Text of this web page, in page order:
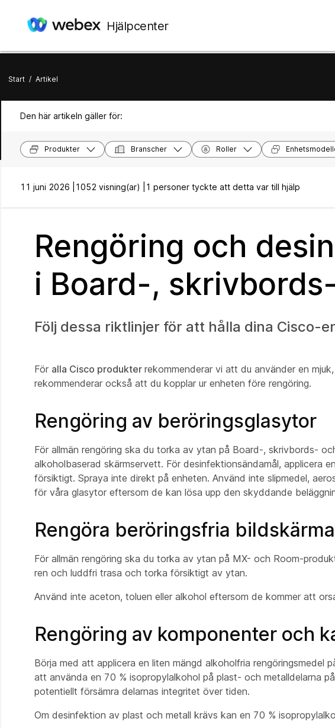
Hjälpcenter
Start / Artikel
Den här artikeln gäller för:
Produkter Branscher Roller
11 juni 2026 | 1052 visning(ar) | 1 personer tyckte att detta var till hjälp
Rengöring och
i Board-,
Följ dessa riktlinjer för att hålla dina Cisco-
För alla Cisco produkter rekommenderar vi att du använder en
rekommenderar också att du kopplar ur enheten före rengöring.
Rengöring av beröringsglasytor
För allmän rengöring ska du torka av ytan på Board-, skrivbords-
alkoholbaserad skärmservett. För desinfektionsändamål, applicera
försiktigt. Spraya inte direkt på enheten. Använd inte slipmedel,
för våra glasytor eftersom de kan lösa upp den skyddande
Rengöra beröringsfria
För allmän rengöring ska du torka av ytan på MX- och Room-
ren och luddfri trasa och torka försiktigt av ytan.
Använd inte aceton, toluen eller alkohol eftersom de kommer att
Rengöring av komponenter och
Börja med att applicera en liten mängd alkoholfria
att använda en 70 % isopropylalkohol på plast- och metalldelarna
potentiellt försämra delarnas integritet över tiden.
Om desinfektion av plast och metall krävs kan en 70 %